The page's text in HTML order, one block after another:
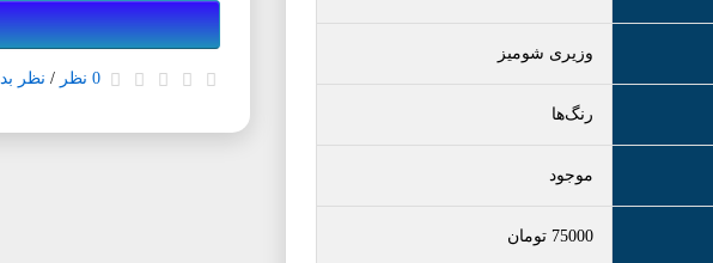
وزیری شومیز
رنگ‌ها
موجود
75000 تومان
0 نظر / نظر